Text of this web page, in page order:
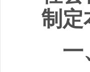
制定
一